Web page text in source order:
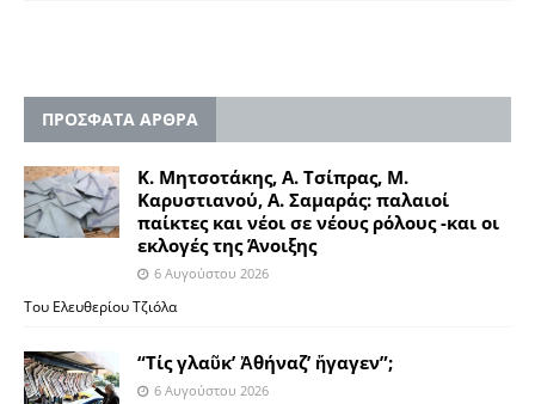
ΠΡΟΣΦΑΤΑ ΑΡΘΡΑ
Κ. Μητσοτάκης, Α. Τσίπρας, Μ.
Καρυστιανού, Α. Σαμαράς: παλαιοί
παίκτες και νέοι σε νέους ρόλους -και οι
εκλογές της Άνοιξης
6 Αυγούστου 2026
Του Ελευθερίου Τζιόλα
“Τίς γλαῦκ’ Ἀθήναζ’ ἤγαγεν”;
6 Αυγούστου 2026